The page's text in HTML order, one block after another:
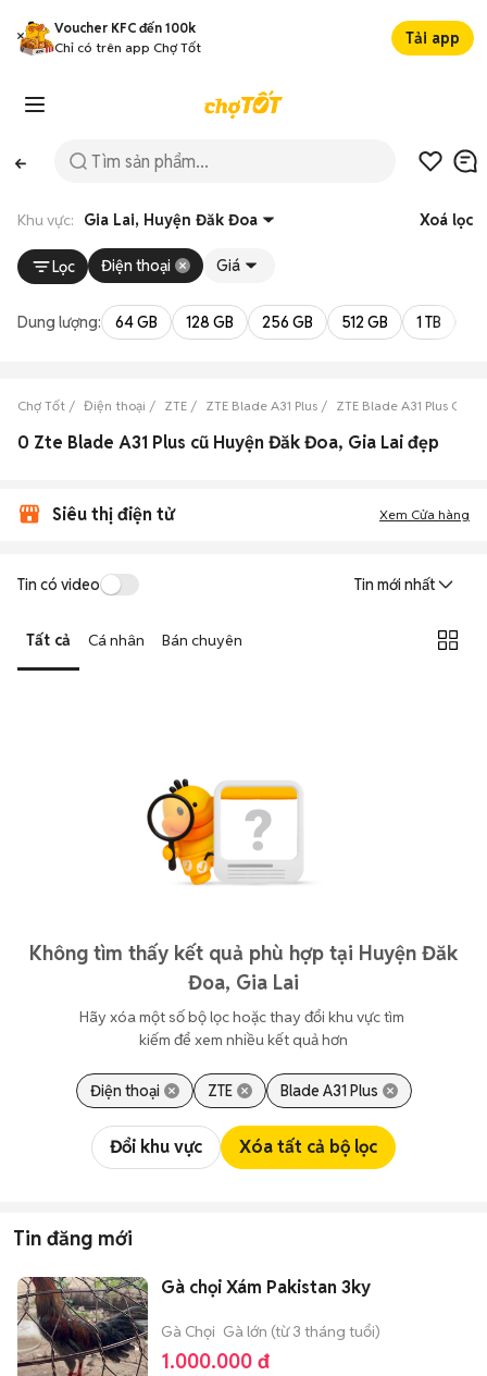
Voucher KFC đến 100k
Chỉ có trên app Chợ Tốt
Tải app
Khu vực: Gia Lai, Huyện Đăk Đoa Xoá lọc
Lọc Điện thoại Giá
Dung lượng: 64 GB 128 GB 256 GB 512 GB 1 TB
Chợ Tốt Điện thoại ZTE ZTE Blade A31 Plus ZTE Blade A31 Plus Gia
0 Zte Blade A31 Plus cũ Huyện Đăk Đoa, Gia Lai đẹp
Siêu thị điện tử Xem Cửa hàng
Tin có video Tin mới nhất
Tất cả Cá nhân Bán chuyên
Không tìm thấy kết quả phù hợp tại Huyện Đăk
Đoa, Gia Lai
Hãy xóa một số bộ lọc hoặc thay đổi khu vực tìm
kiếm để xem nhiều kết quả hơn
Điện thoại ZTE Blade A31 Plus
Đổi khu vực Xóa tất cả bộ lọc
Tin đăng mới
Gà chọi Xám Pakistan 3ky
Gà Chọi Gà lớn (từ 3 tháng tuổi)
1.000.000 đ